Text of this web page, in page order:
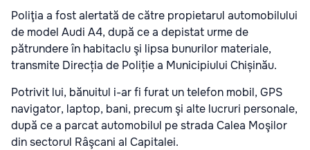
Poliţia a fost alertată de către propietarul automobilului
de model Audi A4, după ce a depistat urme de
pătrundere în habitaclu şi lipsa bunurilor materiale,
transmite Direcția de Poliție a Municipiului Chișinău.
Potrivit lui, bănuitul i-ar fi furat un telefon mobil, GPS
navigator, laptop, bani, precum şi alte lucruri personale,
după ce a parcat automobilul pe strada Calea Moşilor
din sectorul Râşcani al Capitalei.